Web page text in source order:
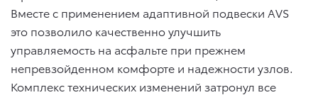
Вместе с применением адаптивной подвески AVS
это позволило качественно улучшить
управляемость на асфальте при прежнем
непревзойденном комфорте и надежности узлов.
Комплекс технических изменений затронул все